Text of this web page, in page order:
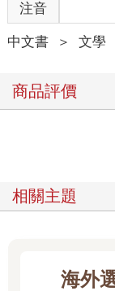
還真就想起了小時
「田」，不含鉛不
筆夠硬，作業寫不
力到，無法跟別人
那個年代，「感覺
能解決」，多少需
些，只是本能地覺
是數學。跟這些科
文作答字數」來決
幸或不幸，我也正
注音
中文書 ＞ 文學
商品評價
相關主題
海外